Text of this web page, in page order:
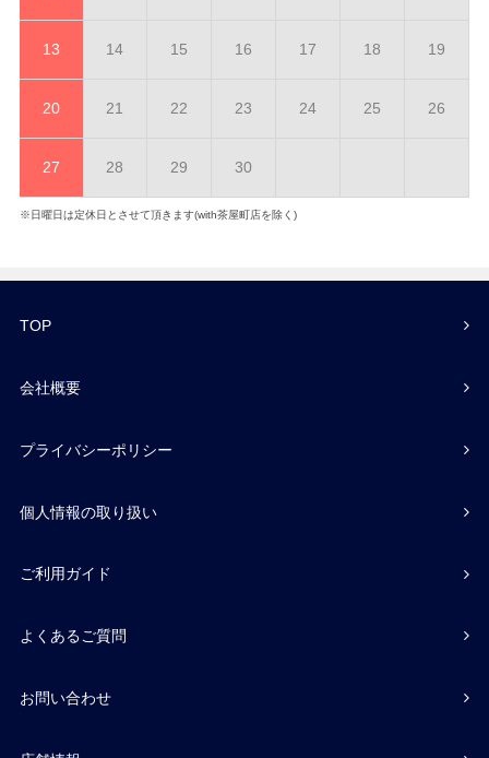
13 14 15 16 17 18 19
20 21 22 23 24 25 26
27 28 29 30
※日曜日は定休日とさせて頂きます(with茶屋町店を除く)
TOP
会社概要
プライバシーポリシー
個人情報の取り扱い
ご利用ガイド
よくあるご質問
お問い合わせ